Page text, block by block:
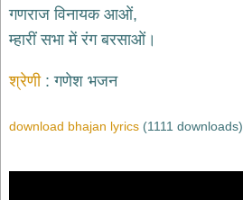
रानी
दादी
भजन
dadi
बावा
गणराज विनायक आओं,
म्हारीं सभा में रंग बरसाओं।
श्रेणी गणेश भजन
download bhajan lyrics (1111 downloads)